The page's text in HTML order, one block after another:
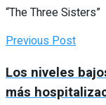
“The Three Sisters”
Previous Post
Los niveles
más